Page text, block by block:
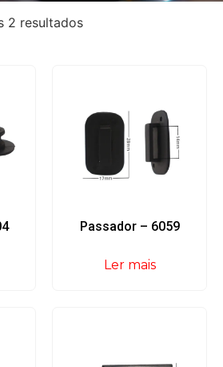
2 resultados
Passador – 6059
Ler mais